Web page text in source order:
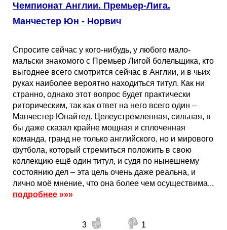
Чемпионат Англии. Премьер-Лига.
Манчестер Юн - Норвич
Спросите сейчас у кого-нибудь, у любого мало-
мальски знакомого с Премьер Лигой болельщика, кто
выгоднее всего смотрится сейчас в Англии, и в чьих
руках наиболее вероятно находиться титул. Как ни
странно, однако этот вопрос будет практически
риторическим, так как ответ на него всего один –
Манчестер Юнайтед. Целеустремленная, сильная, я
бы даже сказал крайне мощная и сплоченная
команда, гранд не только английского, но и мирового
футбола, который стремиться положить в свою
коллекцию ещё один титул, и судя по нынешнему
состоянию дел – эта цель очень даже реальна, и
лично моё мнение, что она более чем осуществима...
подробнее »»»
3
1